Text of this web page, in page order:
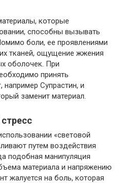
которые
способны вызывать
боли, ее проявлениями
тканей, ощущение жжения
оболочек. При
принять
например Супрастин, и
заменит материал.
«световой
путем воздействия
подобная манипуляция
материала и напряжению
жалуется на боль, которая